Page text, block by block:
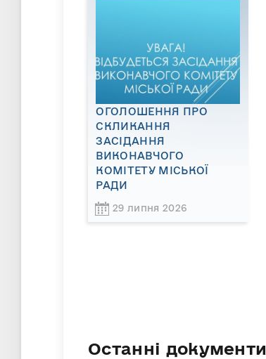
ОГОЛОШЕННЯ ПРО
СКЛИКАННЯ
ЗАСІДАННЯ
ВИКОНАВЧОГО
КОМІТЕТУ МІСЬКОЇ
РАДИ
29 липня 2026
Останні документи